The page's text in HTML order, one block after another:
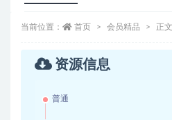
当前位置： 首页 会员精品 正文
资源信息
普通